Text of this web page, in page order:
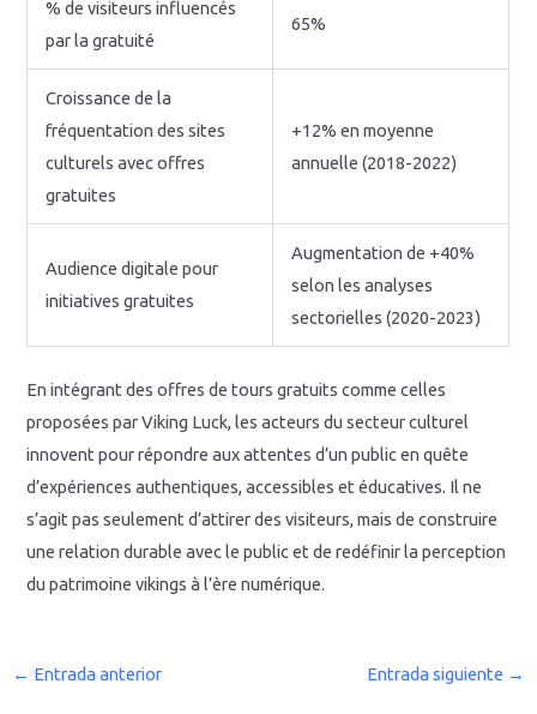
% de visiteurs influencés
par la gratuité
65%
Croissance de la
fréquentation des sites
culturels avec offres
gratuites
+12% en moyenne
annuelle (2018-2022)
Audience digitale pour
initiatives gratuites
Augmentation de +40%
selon les analyses
sectorielles (2020-2023)
En intégrant des offres de tours gratuits comme celles
proposées par Viking Luck, les acteurs du secteur culturel
innovent pour répondre aux attentes d’un public en quête
d’expériences authentiques, accessibles et éducatives. Il ne
s’agit pas seulement d’attirer des visiteurs, mais de construire
une relation durable avec le public et de redéfinir la perception
du patrimoine vikings à l’ère numérique.
← Entrada anterior Entrada siguiente →